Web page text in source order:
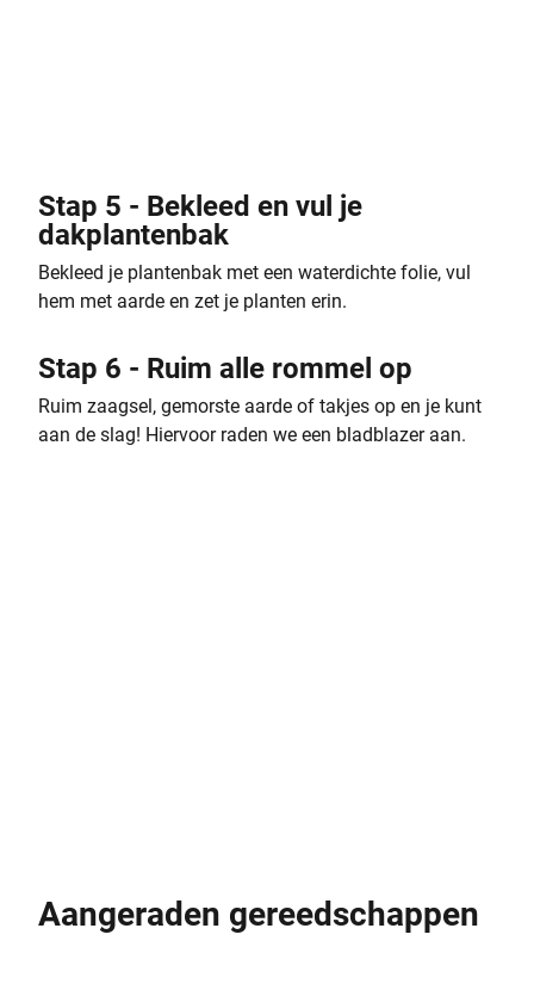
Stap 5 - Bekleed en vul je
dakplantenbak
Bekleed je plantenbak met een waterdichte folie, vul
hem met aarde en zet je planten erin.
Stap 6 - Ruim alle rommel op
Ruim zaagsel, gemorste aarde of takjes op en je kunt
aan de slag! Hiervoor raden we een bladblazer aan.
Aangeraden gereedschappen